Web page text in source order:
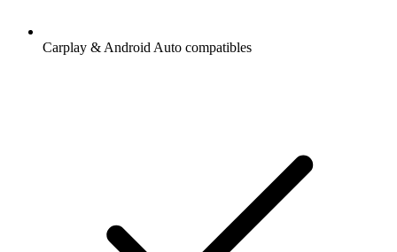
Carplay & Android Auto compatibles